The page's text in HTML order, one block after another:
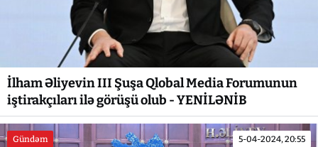
İlham Əliyevin III Şuşa Qlobal Media Forumunun
iştirakçıları ilə görüşü olub - YENİLƏNİB
Gündəm 5-04-2024, 20:55